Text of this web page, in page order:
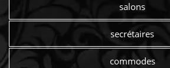
salons
secrétaires
commodes